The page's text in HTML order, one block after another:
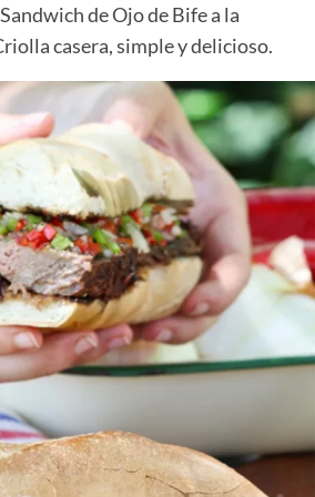
de Ojo de Bife a la
casera, simple y delicioso.